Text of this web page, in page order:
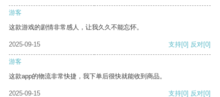
游客
这款游戏的剧情非常感人，让我久久不能忘怀。
2025-09-15 支持[0] 反对[0]
游客
这款app的物流非常快捷，我下单后很快就能收到商品。
2025-09-15 支持[0] 反对[0]